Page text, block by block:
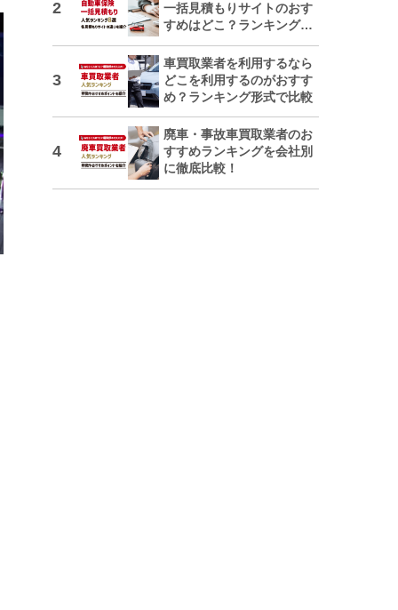
一括見積もりサイトのおす
すめはどこ？ランキングで
車買取業者を利用するなら
どこを利用するのがおすす
め？ランキング形式で比較
廃車・事故車買取業者のお
すすめランキングを会社別
に徹底比較！